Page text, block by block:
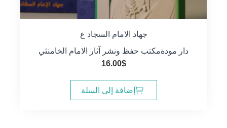
جهاد الامام السجاد ع
دار مودةمكتب حفظ ونشر آثار الامام الخامنئي
16.00$
إضافة إلى السلة